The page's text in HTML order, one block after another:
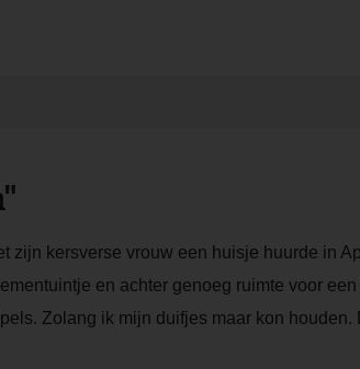
zijn kersverse vrouw een huisje huurde in
en achter genoeg ruimte voor een
Zolang ik mijn duifjes maar kon houden.